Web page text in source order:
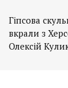
Гіпсова
вкрали з
Олексій